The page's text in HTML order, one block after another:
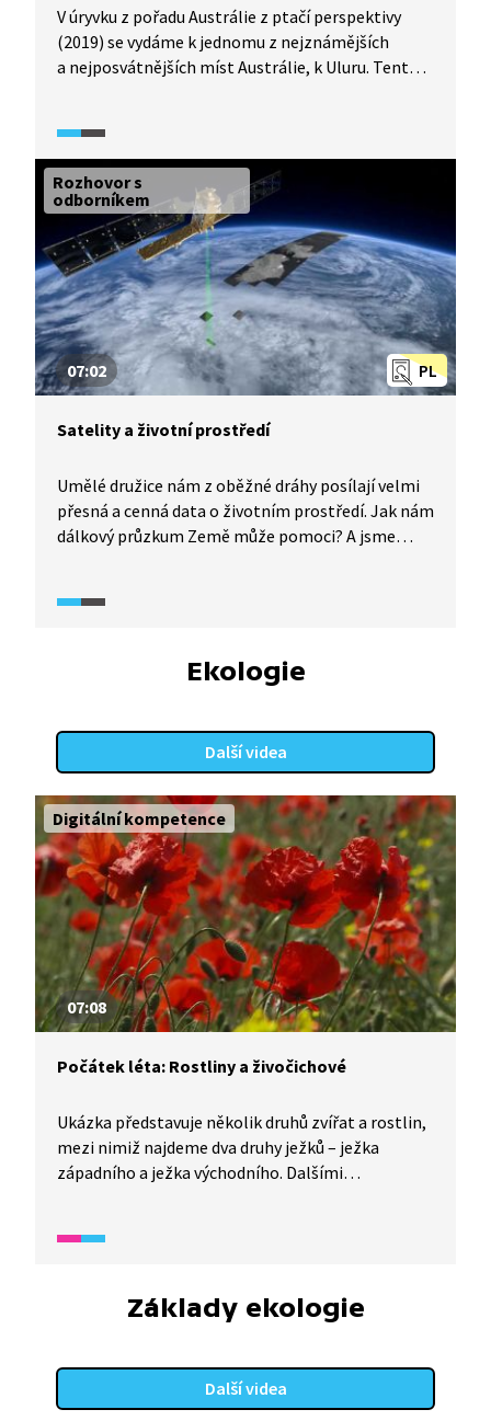
V úryvku z pořadu Austrálie z ptačí perspektivy
(2019) se vydáme k jednomu z nejznámějších
a nejposvátnějších míst Austrálie, k Uluru. Tento
a podíváme se také ke skalním dómům Kata Tjuta.
Rozhovor s
odborníkem
PL
07:02
Satelity a životní prostředí
Umělé družice nám z oběžné dráhy posílají velmi
přesná a cenná data o životním prostředí. Jak nám
dálkový průzkum Země může pomoci? A jsme
Ekologie
Další videa
Digitální kompetence
07:08
Počátek léta: Rostliny a živočichové
Ukázka představuje několik druhů zvířat a rostlin,
mezi nimiž najdeme dva druhy ježků – ježka
západního a ježka východního. Dalšími
ukázány orchideje české přírody, tořiče, vzácná
neposlední řadě i mák vlčí.
Základy ekologie
Další videa